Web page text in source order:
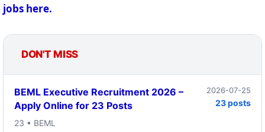
jobs here.
DON'T MISS
BEML Executive Recruitment 2026 –
Apply Online for 23 Posts
23 • BEML
2026-07-25
23 posts